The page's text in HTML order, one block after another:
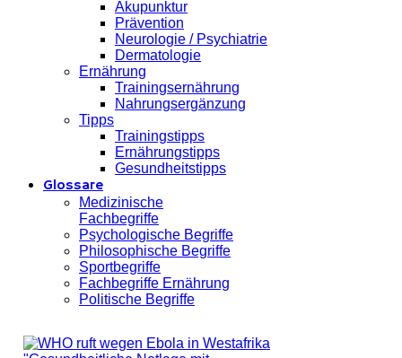
Akupunktur
Prävention
Neurologie / Psychiatrie
Dermatologie
Ernährung
Trainingsernährung
Nahrungsergänzung
Tipps
Trainingstipps
Ernährungstipps
Gesundheitstipps
Glossare
Medizinische
Fachbegriffe
Psychologische Begriffe
Philosophische Begriffe
Sportbegriffe
Fachbegriffe Ernährung
Politische Begriffe